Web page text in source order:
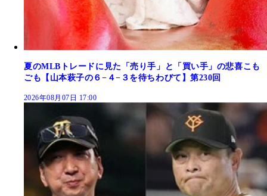
夏のMLBトレードに見た「売り手」と「買い手」の悲喜こも
ごも【山本萩子の６−４−３を待ちわびて】第230回
2026年08月07日 17:00